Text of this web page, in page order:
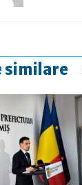
similare